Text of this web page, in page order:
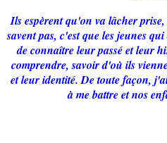
Ils espèrent qu'on va lâcher
savent pas, c'est que les jeunes
de connaître leur passé et leur
comprendre, savoir d'où ils
et leur identité. De toute façon,
à me battre et nos